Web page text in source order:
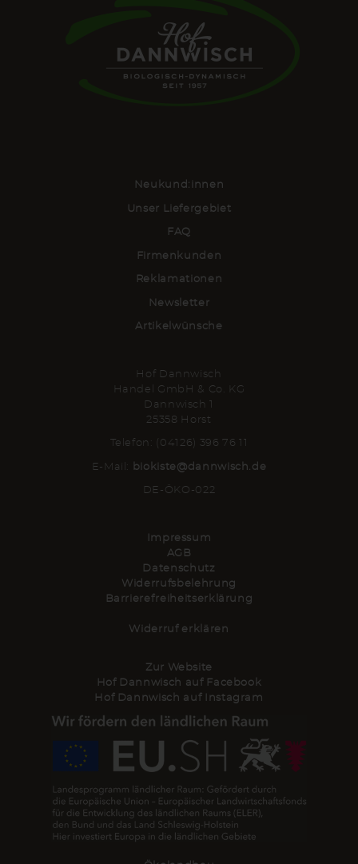
Neukund:innen
Unser Liefergebiet
FAQ
Firmenkunden
Reklamationen
Newsletter
Artikelwünsche
Hof Dannwisch
Handel GmbH & Co. KG
Dannwisch 1
25358 Horst
Telefon: (04126) 396 76 11
E-Mail: biokiste@dannwisch.de
DE-ÖKO-022
Impressum
AGB
Datenschutz
Widerrufsbelehrung
Barrierefreiheitserklärung
Widerruf erklären
Zur Website
Hof Dannwisch auf Facebook
Hof Dannwisch auf Instagram